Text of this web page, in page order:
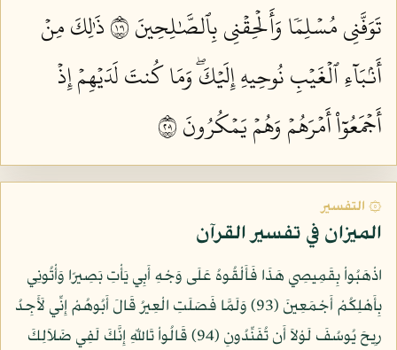
تَوَفَّنِي مُسۡلِمٗا وَأَلۡحِقۡنِي بِٱلصَّٰلِحِينَ ١٠١
ذَٰلِكَ مِنۡ
أَنۢبَآءِ ٱلۡغَيۡبِ نُوحِيهِ إِلَيۡكَۖ وَمَا كُنتَ لَدَيۡهِمۡ إِذۡ
أَجۡمَعُوٓاْ أَمۡرَهُمۡ وَهُمۡ يَمۡكُرُونَ ١٠٢
۞ التفسير
الميزان في تفسير القرآن
اذْهَبُواْ بِقَمِيصِي هَذَا فَأَلْقُوهُ عَلَى وَجْهِ أَبِي يَأْتِ بَصِيرًا وَأْتُونِي
بِأَهْلِكُمْ أَجْمَعِينَ (93) وَلَمَّا فَصَلَتِ الْعِيرُ قَالَ أَبُوهُمْ إِنِّي لَأَجِدُ
رِيحَ يُوسُفَ لَوْلاَ أَن تُفَنِّدُونِ (94) قَالُواْ تَاللّهِ إِنَّكَ لَفِي ضَلاَلِكَ